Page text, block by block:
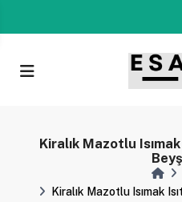
Kiralık Mazotlu
Kiralık Mazotlu Isımak